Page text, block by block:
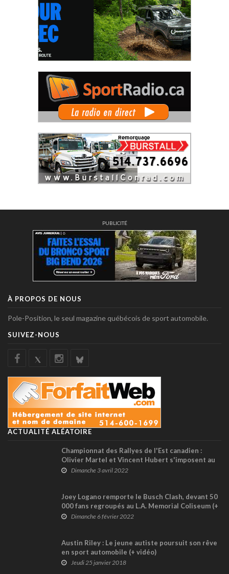
PUBLICITÉ
À PROPOS DE NOUS
Pole-Position, le seul magazine québécois de sport automobile.
SUIVEZ-NOUS
ACTUALITÉ ALÉATOIRE
Championnat des Rallyes de l'Est canadien :
Olivier Martel et Vincent Hubert s'imposent au
Perce-Neige
Dimanche 3 avril 2022
Joey Logano remporte le Busch Clash, devant 50
000 fans regroupés au L.A. Memorial Coliseum (+
vidéo)Dimanche 6 février 2022
Austin Riley : Le jeune autiste poursuit son rêve
en sport automobile (+ vidéo)
Jeudi 25 janvier 2018